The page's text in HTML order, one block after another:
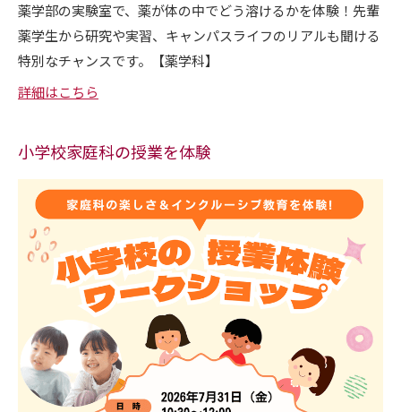
薬学部の実験室で、薬が体の中でどう溶けるかを体験！先輩
薬学生から研究や実習、キャンパスライフのリアルも聞ける
特別なチャンスです。【薬学科】
詳細はこちら
小学校家庭科の授業を体験